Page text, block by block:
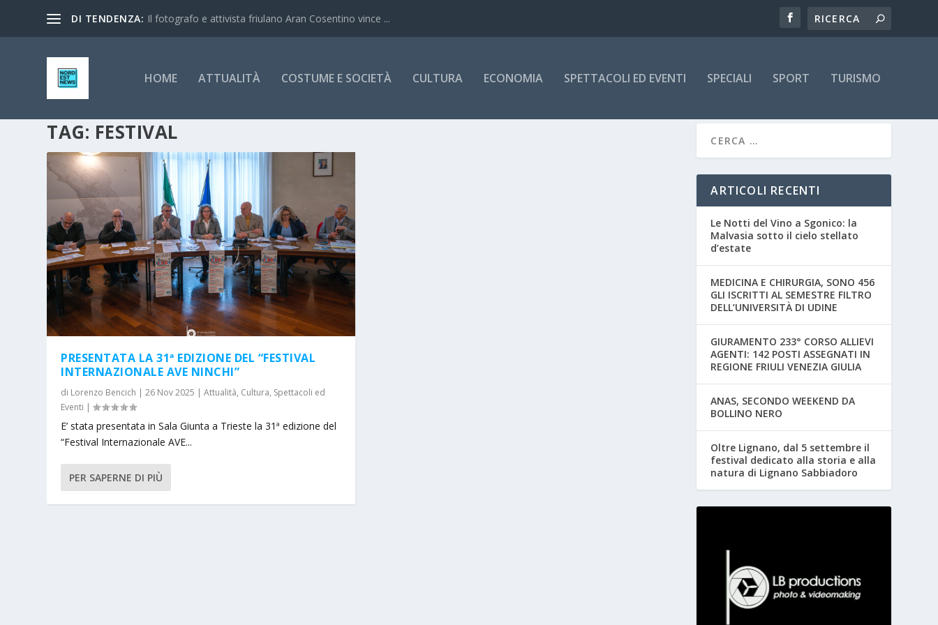
DI TENDENZA: Il fotografo e attivista friulano Aran Cosentino vince ...
HOME ATTUALITÀ COSTUME E SOCIETÀ CULTURA ECONOMIA SPETTACOLI ED EVENTI SPECIALI SPORT TURISMO
TAG: FESTIVAL
PRESENTATA LA 31ª EDIZIONE DEL “FESTIVAL
INTERNAZIONALE AVE NINCHI”
di Lorenzo Bencich |26 Nov 2025 |Attualità, Cultura, Spettacoli ed
Eventi |
E’ stata presentata in Sala Giunta a Trieste la 31ª edizione del
“Festival Internazionale AVE...
PER SAPERNE DI PIÙ
ARTICOLI RECENTI
Le Notti del Vino a Sgonico: la
Malvasia sotto il cielo stellato
d’estate
MEDICINA E CHIRURGIA, SONO 456
GLI ISCRITTI AL SEMESTRE FILTRO
DELL’UNIVERSITÀ DI UDINE
GIURAMENTO 233° CORSO ALLIEVI
AGENTI: 142 POSTI ASSEGNATI IN
REGIONE FRIULI VENEZIA GIULIA
ANAS, SECONDO WEEKEND DA
BOLLINO NERO
Oltre Lignano, dal 5 settembre il
festival dedicato alla storia e alla
natura di Lignano Sabbiadoro